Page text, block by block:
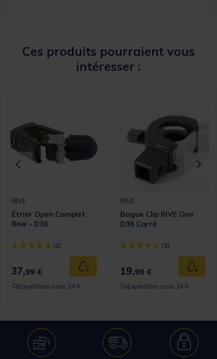
Ces produits pourraient vous
intéresser :
panier
RIVE
Étrier Open Complet
Rive - D36
[object Object] out of 5 Customer Rating
(2)
37,99 € Ajouter au panier
Expédition sous 24 h
RIVE
Bague Clip RIVE One
D36 Carré
[object Object] out of 5
(3)
19,99 €
Expédition sous 24 h